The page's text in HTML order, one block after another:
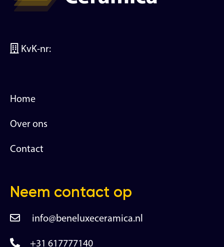
KvK-nr:
Home
Over ons
Contact
Neem contact op
info@beneluxeceramica.nl
+31 617777140